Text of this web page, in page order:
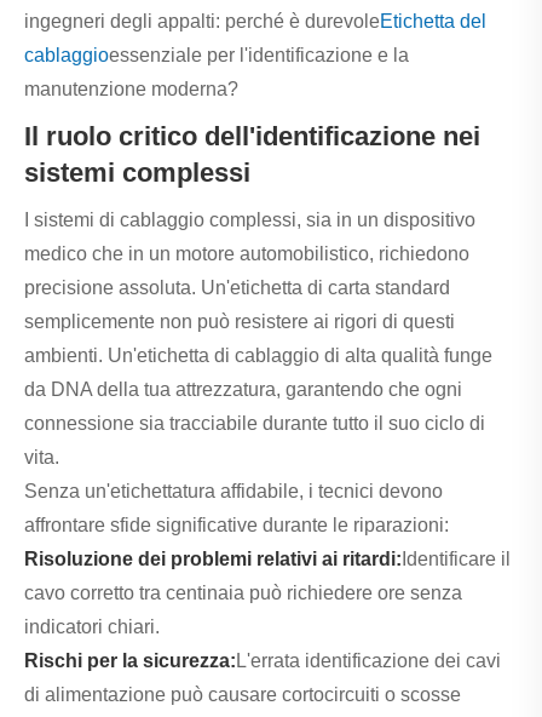
ingegneri degli appalti: perché è durevoleEtichetta del
cablaggioessenziale per l'identificazione e la
manutenzione moderna?
Il ruolo critico dell'identificazione nei
sistemi complessi
I sistemi di cablaggio complessi, sia in un dispositivo
medico che in un motore automobilistico, richiedono
precisione assoluta. Un'etichetta di carta standard
semplicemente non può resistere ai rigori di questi
ambienti. Un'etichetta di cablaggio di alta qualità funge
da DNA della tua attrezzatura, garantendo che ogni
connessione sia tracciabile durante tutto il suo ciclo di
vita.
Senza un'etichettatura affidabile, i tecnici devono
affrontare sfide significative durante le riparazioni:
Risoluzione dei problemi relativi ai ritardi: Identificare il
cavo corretto tra centinaia può richiedere ore senza
indicatori chiari.
Rischi per la sicurezza: L'errata identificazione dei cavi
di alimentazione può causare cortocircuiti o scosse